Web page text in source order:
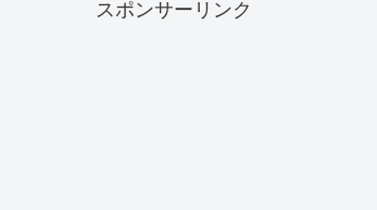
スポンサーリンク